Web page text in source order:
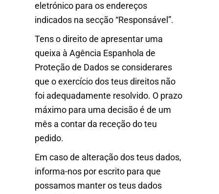
eletrónico para os endereços
indicados na secção “Responsável”.
Tens o direito de apresentar uma
queixa à Agência Espanhola de
Proteção de Dados se considerares
que o exercício dos teus direitos não
foi adequadamente resolvido. O prazo
máximo para uma decisão é de um
mês a contar da receção do teu
pedido.
Em caso de alteração dos teus dados,
informa-nos por escrito para que
possamos manter os teus dados